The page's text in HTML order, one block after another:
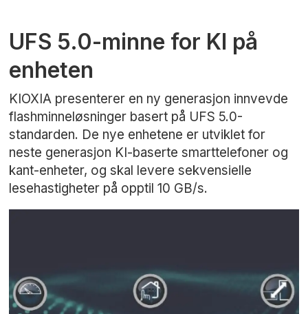
UFS 5.0-minne for KI på
enheten
KIOXIA presenterer en ny generasjon innvevde
flashminneløsninger basert på UFS 5.0-
standarden. De nye enhetene er utviklet for
neste generasjon KI-baserte smarttelefoner og
kant-enheter, og skal levere sekvensielle
lesehastigheter på opptil 10 GB/s.